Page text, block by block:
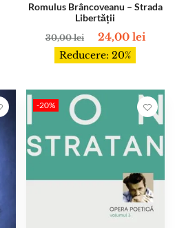
Romulus Brâncoveanu – Strada
Libertății
30,00lei 24,00 lei
Reducere: 20%
-20%